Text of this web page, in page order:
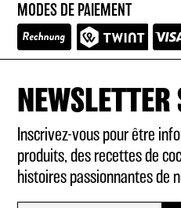
MODES DE PAIEMENT
NEWSLETTER
Inscrivez-vous pour être
produits, des recettes de
histoires passionnantes de